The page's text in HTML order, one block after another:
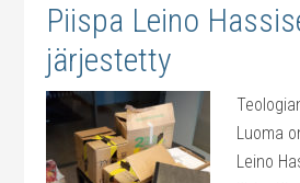
Piispa Leino
järjestetty
Luoma
Leino